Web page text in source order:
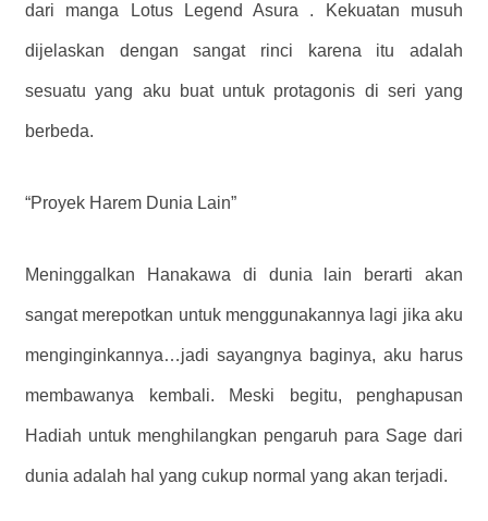
dari manga Lotus Legend Asura . Kekuatan musuh
dijelaskan dengan sangat rinci karena itu adalah
sesuatu yang aku buat untuk protagonis di seri yang
berbeda.
“Proyek Harem Dunia Lain”
Meninggalkan Hanakawa di dunia lain berarti akan
sangat merepotkan untuk menggunakannya lagi jika aku
menginginkannya…jadi sayangnya baginya, aku harus
membawanya kembali. Meski begitu, penghapusan
Hadiah untuk menghilangkan pengaruh para Sage dari
dunia adalah hal yang cukup normal yang akan terjadi.